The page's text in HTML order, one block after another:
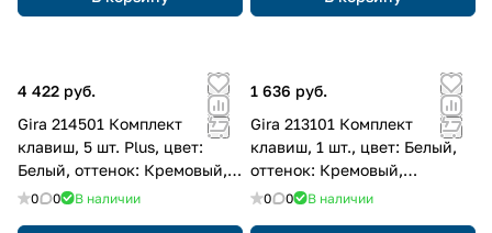
4 422 руб.
Gira 214501 Комплект
клавиш, 5 шт. Plus, цвет:
Белый, оттенок: Кремовый,
глянцевый
0 0 В наличии
1 636 руб.
Gira 213101 Комплект
клавиш, 1 шт., цвет: Белый,
оттенок: Кремовый,
глянцевый
0 0 В наличии